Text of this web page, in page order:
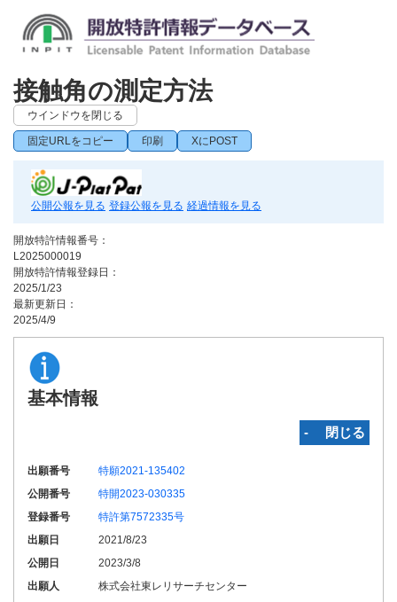
接触角の測定方法
ウインドウを閉じる
固定URLをコピー 印刷 XにPOST
公開公報を見る 登録公報を見る 経過情報を見る
開放特許情報番号：
L2025000019
開放特許情報登録日：
2025/1/23
最新更新日：
2025/4/9
基本情報
‐ 閉じる
出願番号
特願2021-135402
公開番号
特開2023-030335
登録番号
特許第7572335号
出願日
2021/8/23
公開日
2023/3/8
出願人
株式会社東レリサーチセンター